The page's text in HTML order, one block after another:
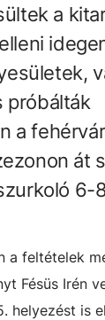
a
próbálták
a
át
6-
a feltételek
Fésüs Irén
helyezést is